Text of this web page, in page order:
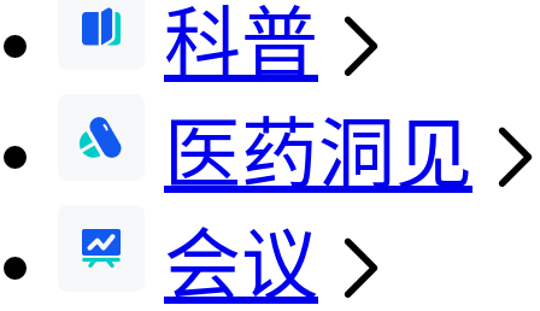
科普
医药洞见
会议